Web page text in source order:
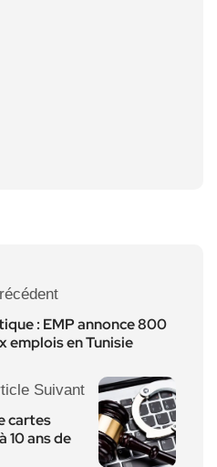
: EMP annonce 800
emplois en Tunisie
Suivant
cartes
10 ans de